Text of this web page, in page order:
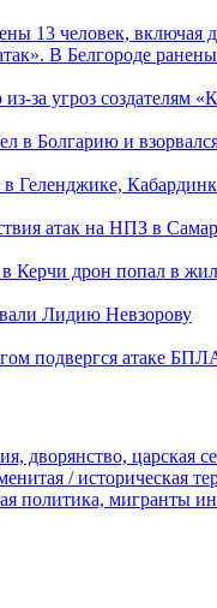
13 человек, включая
В Белгороде
за угроз создателям
Болгарию и взорвался
Геленджике,
атак на НПЗ в
Керчи дрон попал в
Лидию Невзорову
подвергся атаке
дворянство, царская
/ историческая
политика, мигранты